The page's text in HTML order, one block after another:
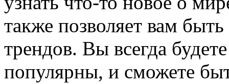
также позволяет вам
трендов. Вы всегда
популярны, и сможете